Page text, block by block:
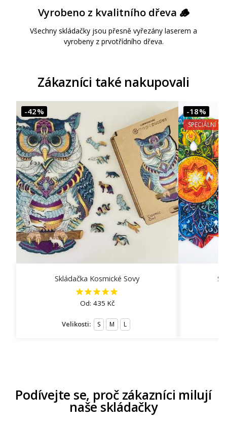
Vyrobeno z kvalitního dřeva 🪵
Všechny skládačky jsou přesně vyřezány laserem a
vyrobeny z prvotřídního dřeva.
Zákazníci také nakupovali
-42%
Skládačka Kosmické Sovy
Od: 435 Kč
Velikosti: S M L
-18%
SPECIÁLNÍ
Podívejte se, proč zákazníci milují
naše skládačky